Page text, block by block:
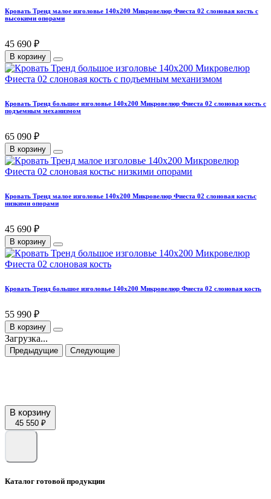
Кровать Тренд малое изголовье 140х200 Микровелюр Фиеста 02 слоновая кость с
высокими опорами
45 690 ₽
В корзину
Кровать Тренд большое изголовье 140х200 Микровелюр Фиеста 02 слоновая кость с
подъемным механизмом
65 090 ₽
В корзину
Кровать Тренд малое изголовье 140х200 Микровелюр Фиеста 02 слоновая костьс
низкими опорами
45 690 ₽
В корзину
Кровать Тренд большое изголовье 140х200 Микровелюр Фиеста 02 слоновая кость
55 990 ₽
В корзину
Загрузка...
Предыдущие Следующие
В корзину
45 550 ₽
Каталог готовой продукции